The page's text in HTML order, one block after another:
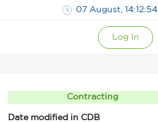
07 August, 14:12:55
Log In
Contracting
Date modified in CDB